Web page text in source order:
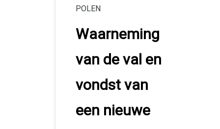
POLEN
Waarneming
van de val en
vondst van
een nieuwe